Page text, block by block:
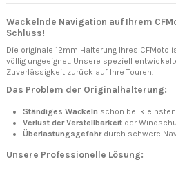
Wackelnde Navigation auf Ihrem
Schluss!
Die originale 12mm Halterung Ihres
völlig ungeeignet. Unsere speziell
Zuverlässigkeit zurück auf Ihre Touren.
Das Problem der Originalhalterung:
Ständiges Wackeln schon bei
Verlust der Verstellbarkeit der
Überlastungsgefahrdurch schwere
Unsere Professionelle Lösung: